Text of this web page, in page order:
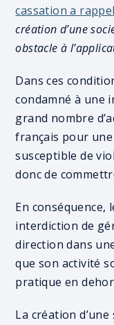
cassation a
création d’une
obstacle à
Dans ces
condamné à une
grand nombre
français pour
susceptible de
donc de
En conséquence,
interdiction de
direction dans
que son activité
pratique en
La création